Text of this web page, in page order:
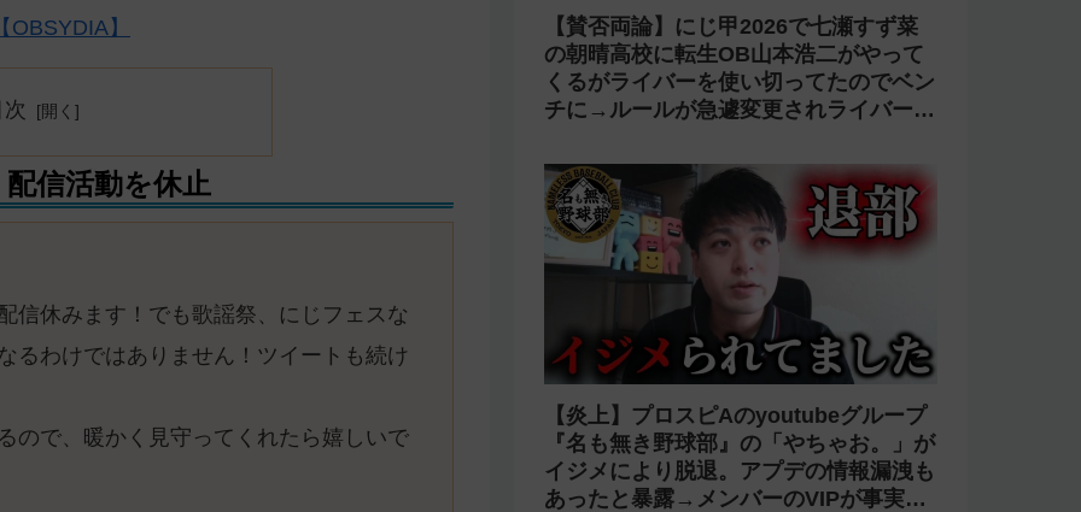
】
信活動を休止
信休みます！でも歌謡祭、にじフェスな
るわけではありません！ツイートも続け
ので、暖かく見守ってくれたら嬉しいで
【賛否両論】にじ甲2026で七瀬すず菜
の朝晴高校に転生OB山本浩二がやって
くるがライバーを使い切ってたのでベン
チに→ルールが急遽変更されライバーの
【炎上】プロスピAのyoutubeグループ
『名も無き野球部』の「やちゃお。」が
イジメにより脱退。アプデの情報漏洩も
あったと暴露→メンバーのVIPが事実無